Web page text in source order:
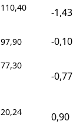
110,40 -1,43
97,90 -0,10
77,30
-0,77
20,24 0,90